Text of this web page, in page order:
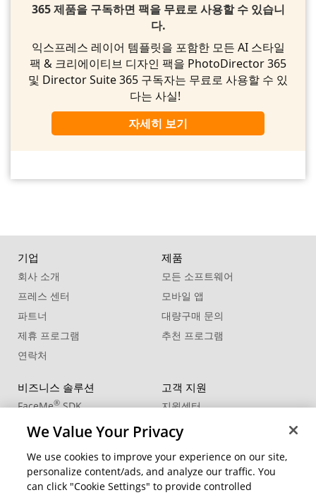
365 제품을 구독하면 팩을 무료로 사용할 수 있습니
다.
익스프레스 레이어 템플릿을 포함한 모든 AI 스타일
팩 & 크리에이티브 디자인 팩을 PhotoDirector 365
및 Director Suite 365 구독자는 무료로 사용할 수 있
다는 사실!
자세히 보기
기업
회사 소개
프레스 센터
파트너
제휴 프로그램
연락처
제품
모든 소프트웨어
모바일 앱
대량구매 문의
추천 프로그램
비즈니스 솔루션
FaceMe®SDK
고객 지원
지원센터
학습 센터
커뮤니티
지역 변경
We Value Your Privacy
We use cookies to improve your experience on our site,
personalize content/ads, and analyze our traffic. You
can click "Cookie Settings" to provide controlled